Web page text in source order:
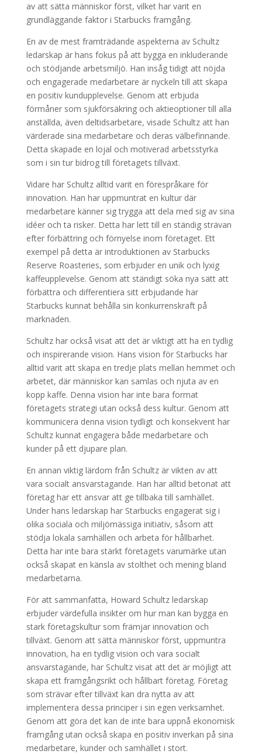
av att sätta människor först, vilket har varit en
grundläggande faktor i Starbucks framgång.
En av de mest framträdande aspekterna av Schultz
ledarskap är hans fokus på att bygga en inkluderande
och stödjande arbetsmiljö. Han insåg tidigt att nöjda
och engagerade medarbetare är nyckeln till att skapa
en positiv kundupplevelse. Genom att erbjuda
förmåner som sjukförsäkring och aktieoptioner till alla
anställda, även deltidsarbetare, visade Schultz att han
värderade sina medarbetare och deras välbefinnande.
Detta skapade en lojal och motiverad arbetsstyrka
som i sin tur bidrog till företagets tillväxt.
Vidare har Schultz alltid varit en förespråkare för
innovation. Han har uppmuntrat en kultur där
medarbetare känner sig trygga att dela med sig av sina
idéer och ta risker. Detta har lett till en ständig strävan
efter förbättring och förnyelse inom företaget. Ett
exempel på detta är introduktionen av Starbucks
Reserve Roasteries, som erbjuder en unik och lyxig
kaffeupplevelse. Genom att ständigt söka nya sätt att
förbättra och differentiera sitt erbjudande har
Starbucks kunnat behålla sin konkurrenskraft på
marknaden.
Schultz har också visat att det är viktigt att ha en tydlig
och inspirerande vision. Hans vision för Starbucks har
alltid varit att skapa en tredje plats mellan hemmet och
arbetet, där människor kan samlas och njuta av en
kopp kaffe. Denna vision har inte bara format
företagets strategi utan också dess kultur. Genom att
kommunicera denna vision tydligt och konsekvent har
Schultz kunnat engagera både medarbetare och
kunder på ett djupare plan.
En annan viktig lärdom från Schultz är vikten av att
vara socialt ansvarstagande. Han har alltid betonat att
företag har ett ansvar att ge tillbaka till samhället.
Under hans ledarskap har Starbucks engagerat sig i
olika sociala och miljömässiga initiativ, såsom att
stödja lokala samhällen och arbeta för hållbarhet.
Detta har inte bara stärkt företagets varumärke utan
också skapat en känsla av stolthet och mening bland
medarbetarna.
För att sammanfatta, Howard Schultz ledarskap
erbjuder värdefulla insikter om hur man kan bygga en
stark företagskultur som främjar innovation och
tillväxt. Genom att sätta människor först, uppmuntra
innovation, ha en tydlig vision och vara socialt
ansvarstagande, har Schultz visat att det är möjligt att
skapa ett framgångsrikt och hållbart företag. Företag
som strävar efter tillväxt kan dra nytta av att
implementera dessa principer i sin egen verksamhet.
Genom att göra det kan de inte bara uppnå ekonomisk
framgång utan också skapa en positiv inverkan på sina
medarbetare, kunder och samhället i stort.